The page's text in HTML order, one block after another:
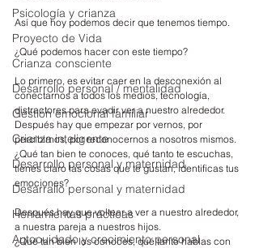
Psicología y crianza
Proyecto de Vida
Crianza consciente
Desarrollo personal / mentalidad
Gestión emocional familiar
Crianza inteligente
Desarrollo personal y maternidad
Desarrallo personal y maternidad
Herramientas prácticas
Autocuidado y crecimiento personal
Así que hoy podemos decir que tenemos tiempo.
¿Qué podemos hacer con este tiempo?
Lo primero, es evitar caer en la desconexión al
conectarnos a todos los medios, tecnología,
distractores para evadir ver a nuestro alrededor.
Después hay que empezar por vernos, por
percibirnos, por reconocernos a nosotros mismos.
¿Qué tan bien te conoces, qué tanto te escuchas,
tienes claro las cosas que te gustan, identificas tus
emociones?
Después hay que voltear a ver a nuestro alrededor,
a nuestra pareja a nuestros hijos.
¿Qué tan bien los conoces, qué tanto hablas con